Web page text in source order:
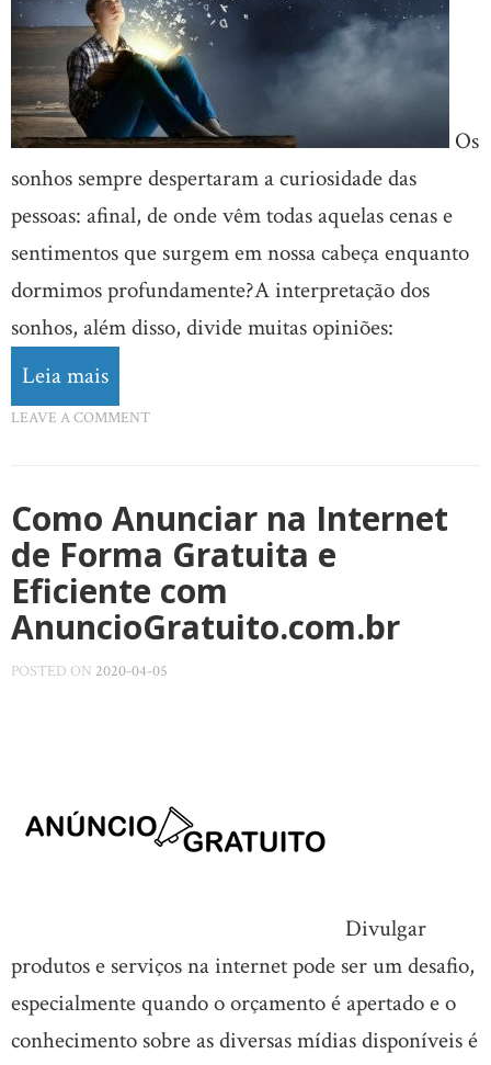
Os
sonhos sempre despertaram a curiosidade das
pessoas: afinal, de onde vêm todas aquelas cenas e
sentimentos que surgem em nossa cabeça enquanto
dormimos profundamente?A interpretação dos
sonhos, além disso, divide muitas opiniões:
Leia mais
LEAVE A COMMENT
Como Anunciar na Internet
de Forma Gratuita e
Eficiente com
AnuncioGratuito.com.br
POSTED ON 2020-04-05
Divulgar
produtos e serviços na internet pode ser um desafio,
especialmente quando o orçamento é apertado e o
conhecimento sobre as diversas mídias disponíveis é